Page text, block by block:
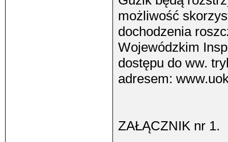
możliwość
dochodzenia
Wojewódzkim
dostępu do ww.
adresem:
ZAŁĄCZNIK nr 1.